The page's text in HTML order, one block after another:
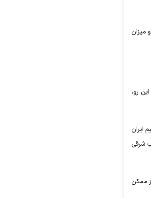
میزان
رو،
ایران
شرقی
ممکن